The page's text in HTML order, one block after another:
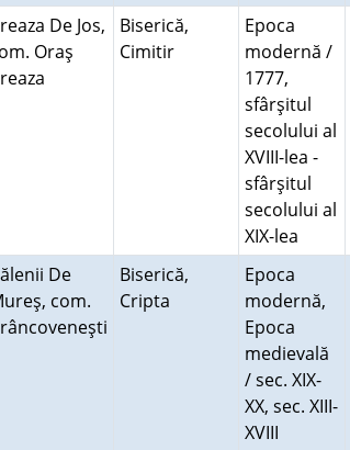
De Jos,
Oraş
Biserică,
Cimitir
Epoca
modernă /
1777,
sfârşitul
secolului al
XVIII-lea -
sfârşitul
secolului al
XIX-lea
De
com.
Biserică,
Cripta
Epoca
modernă,
Epoca
medievală
/ sec. XIX-
XX, sec. XIII-
XVIII